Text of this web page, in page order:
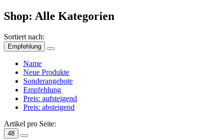
Shop: Alle Kategorien
Sortiert nach:
Empfehlung
Name
Neue Produkte
Sonderangebote
Empfehlung
Preis: aufsteigend
Preis: absteigend
Artikel pro Seite:
48